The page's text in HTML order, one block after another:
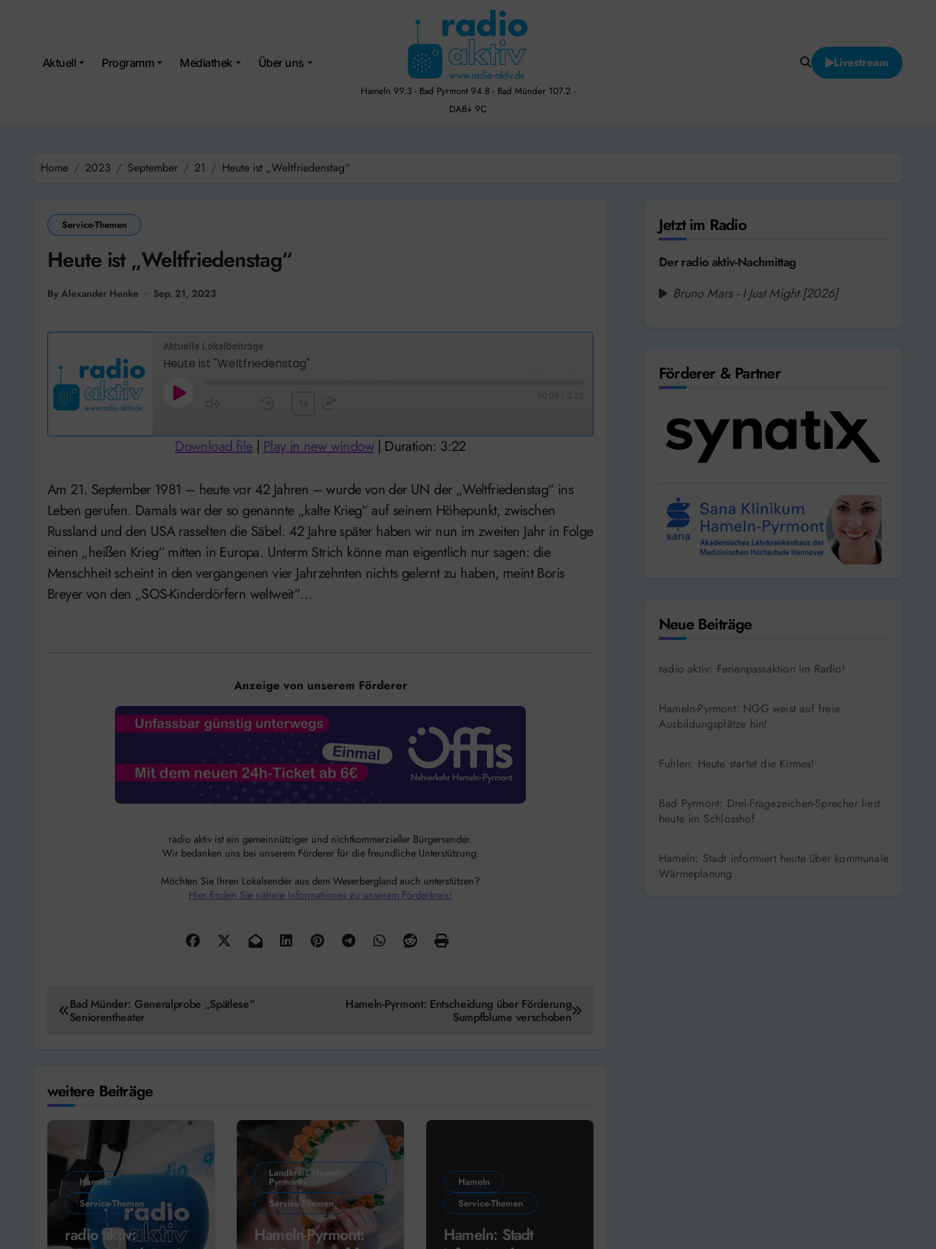
Aktuell Programm Mediathek Über uns
Hameln 99.3 - Bad Pyrmont 94.8 - Bad Münder 107.2 -
DAB+ 9C
Livestream
Home 2023 September 21 Heute ist „Weltfriedenstag“
Service-Themen
Heute ist „Weltfriedenstag“
By Alexander Henke Sep. 21, 2023
Aktuelle Lokalbeiträge
Heute ist "Weltfriedenstag"
Play
Mute/Unmute
Episode
Rewind
10
Seconds
1x
Forward
30
00:00 3:22
Download file| Play in new window| Duration: 3:22
Am 21. September 1981 – heute vor 42 Jahren – wurde von der UN der „Weltfriedenstag“ ins
Leben gerufen. Damals war der so genannte „kalte Krieg“ auf seinem Höhepunkt, zwischen
Russland und den USA rasselten die Säbel. 42 Jahre später haben wir nun im zweiten Jahr in Folge
einen „heißen Krieg“ mitten in Europa. Unterm Strich könne man eigentlich nur sagen: die
Menschheit scheint in den vergangenen vier Jahrzehnten nichts gelernt zu haben, meint Boris
Breyer von den „SOS-Kinderdörfern weltweit“…
Anzeige von unserem Förderer
radio aktiv ist ein gemeinnütziger und nichtkommerzieller Bürgersender.
Wir bedanken uns bei unserem Förderer für die freundliche Unterstützung.
Möchten Sie Ihren Lokalsender aus dem Weserbergland auch unterstützen?
Hier finden Sie nähere Informationen zu unserem Förderkreis!
Beitragsnavigation
Bad Münder: Generalprobe „Spätlese“
Seniorentheater
Hameln-Pyrmont: Entscheidung über Förderung
Sumpfblume verschoben
weitere Beiträge
Hameln
Service-Themen
radio aktiv:
Landkreis Hameln-
Pyrmont
Service-Themen
Hameln-Pyrmont:
Hameln
Service-Themen
Hameln: Stadt
Jetzt im Radio
Der radio aktiv-Nachmittag
Bruno Mars - I Just Might [2026]
Förderer & Partner
Neue Beiträge
radio aktiv: Ferienpassaktion im Radio!
Hameln-Pyrmont: NGG weist auf freie
Ausbildungsplätze hin!
Fuhlen: Heute startet die Kirmes!
Bad Pyrmont: Drei-Fragezeichen-Sprecher liest
heute im Schlosshof
Hameln: Stadt informiert heute über kommunale
Wärmeplanung